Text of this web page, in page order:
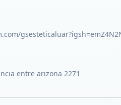
entre arizona 2271